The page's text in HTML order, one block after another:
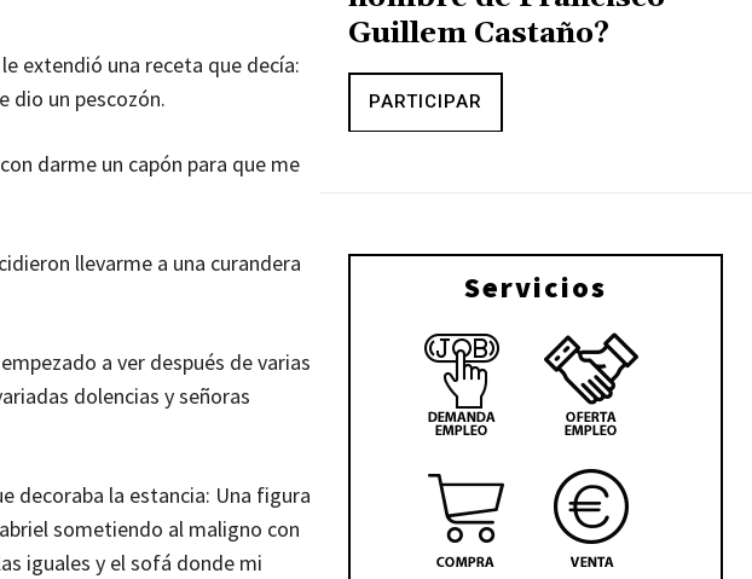
extendió una receta que decía:
dio un pescozón.
darme un capón para que me
llevarme a una curandera
a ver después de varias
dolencias y señoras
decoraba la estancia: Una figura
sometiendo al maligno con
iguales y el sofá donde mi
Guillem Castaño?
PARTICIPAR
Servicios